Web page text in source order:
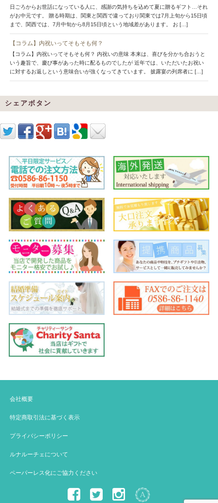
日ごろからお世話になっている人に、感謝の気持ちを込めて夏に贈るギフト…それ
がお中元です。 贈る時期は、関東と関西で違っており関東では7月上旬から15日頃
まで、関西では、7月中旬から8月15日頃という地域差があります。 お […]
【コラム】内祝いってそもそも何？
【コラム】内祝いってそもそも何？ 内祝いの意味 本来は、喜びを分かち合おうと
いう趣旨で、慶び事があった時に配るものでしたが 近年では、いただいたお祝い
に対するお返しという意味合いが強くなってきています。 披露宴の列席者に […]
シェアボタン
会社概要
特定商取引法に基づく表示
プライバシーポリシー
ルナルーチェについて
ペーパーレス化にご協力ください